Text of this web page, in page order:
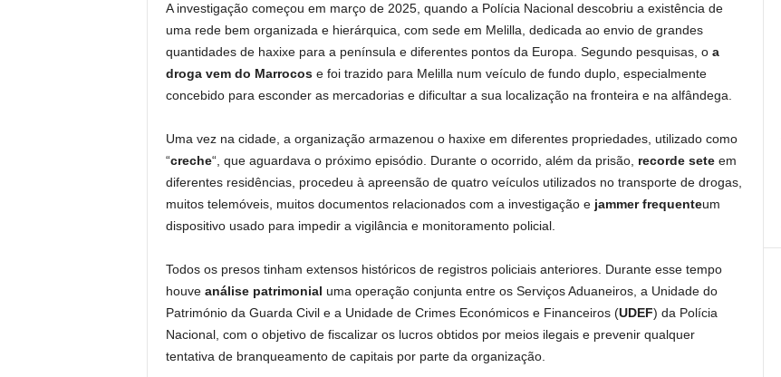
A investigação começou em março de 2025, quando a Polícia Nacional descobriu a existência de
uma rede bem organizada e hierárquica, com sede em Melilla, dedicada ao envio de grandes
quantidades de haxixe para a península e diferentes pontos da Europa. Segundo pesquisas, o a
droga vem do Marrocos e foi trazido para Melilla num veículo de fundo duplo, especialmente
concebido para esconder as mercadorias e dificultar a sua localização na fronteira e na alfândega.
Uma vez na cidade, a organização armazenou o haxixe em diferentes propriedades, utilizado como
“creche“, que aguardava o próximo episódio. Durante o ocorrido, além da prisão, recorde seteem
diferentes residências, procedeu à apreensão de quatro veículos utilizados no transporte de drogas,
muitos telemóveis, muitos documentos relacionados com a investigação e jammer frequenteum
dispositivo usado para impedir a vigilância e monitoramento policial.
Todos os presos tinham extensos históricos de registros policiais anteriores. Durante esse tempo
houve análise patrimonial uma operação conjunta entre os Serviços Aduaneiros, a Unidade do
Património da Guarda Civil e a Unidade de Crimes Económicos e Financeiros (UDEF) da Polícia
Nacional, com o objetivo de fiscalizar os lucros obtidos por meios ilegais e prevenir qualquer
tentativa de branqueamento de capitais por parte da organização.